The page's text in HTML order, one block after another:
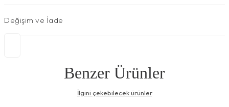
Değişim ve İade
Benzer Ürünler
İlgini çekebilecek ürünler